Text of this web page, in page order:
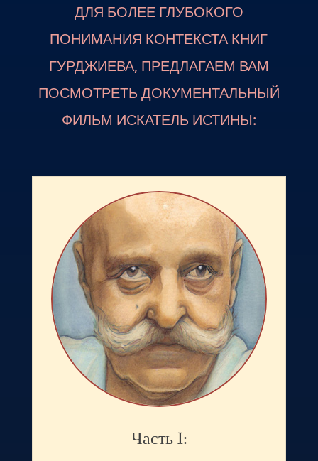
ДЛЯ БОЛЕЕ ГЛУБОКОГО
ПОНИМАНИЯ КОНТЕКСТА КНИГ
ГУРДЖИЕВА, ПРЕДЛАГАЕМ ВАМ
ПОСМОТРЕТЬ ДОКУМЕНТАЛЬНЫЙ
ФИЛЬМ ИСКАТЕЛЬ ИСТИНЫ:
Часть I: